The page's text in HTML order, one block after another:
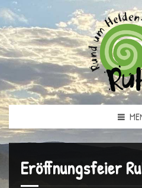
Eröffnungsfeier